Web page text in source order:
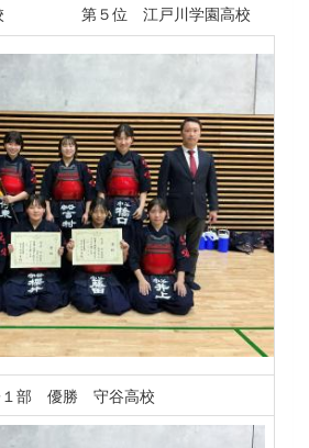
校 第５位 江戸川学園高校
１部 優勝 守谷高校